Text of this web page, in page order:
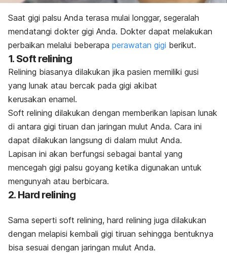
Saat gigi palsu Anda terasa mulai longgar, segeralah
mendatangi dokter gigi Anda. Dokter dapat melakukan
perbaikan melalui beberapa perawatan gigi berikut.
1. Soft relining
Relining biasanya dilakukan jika pasien memiliki gusi
yang lunak atau bercak pada gigi akibat
kerusakan enamel.
Soft relining dilakukan dengan memberikan lapisan lunak
di antara gigi tiruan dan jaringan mulut Anda. Cara ini
dapat dilakukan langsung di dalam mulut Anda.
Lapisan ini akan berfungsi sebagai bantal yang
mencegah gigi palsu goyang ketika digunakan untuk
mengunyah atau berbicara.
2. Hard relining
Sama seperti soft relining, hard relining juga dilakukan
dengan melapisi kembali gigi tiruan sehingga bentuknya
bisa sesuai dengan jaringan mulut Anda.